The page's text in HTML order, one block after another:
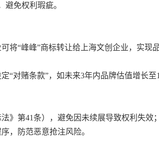
避免权利瑕疵。
将“峰峰”商标转让给上海文创企业，实现
“对赌条款”，如未来3年内品牌估值增长至
》第41条），避免因未续展导致权利失效；
，防范恶意抢注风险。